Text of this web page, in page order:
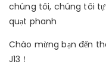
chúng tôi, chúng tôi
quạt phanh
Chào mừng bạn đến
J13！